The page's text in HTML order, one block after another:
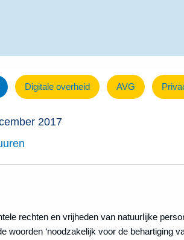
Digitale overheid AVG
2017
rechten en vrijheden van natuurlijke
woorden ‘noodzakelijk voor de behartiging